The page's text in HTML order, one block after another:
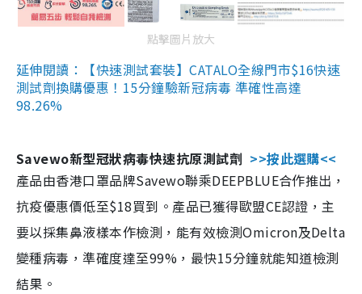
點擊圖片放大
延伸閱讀：【快速測試套裝】CATALO全線門市$16快速
測試劑換購優惠！15分鐘驗新冠病毒 準確性高達
98.26%
Savewo新型冠狀病毒快速抗原測試劑 >>按此選購<<
產品由香港口罩品牌Savewo聯乘DEEPBLUE合作推出，
抗疫優惠價低至$18買到。產品已獲得歐盟CE認證，主
要以採集鼻液樣本作檢測，能有效檢測Omicron及Delta
變種病毒，準確度達至99%，最快15分鐘就能知道檢測
結果。